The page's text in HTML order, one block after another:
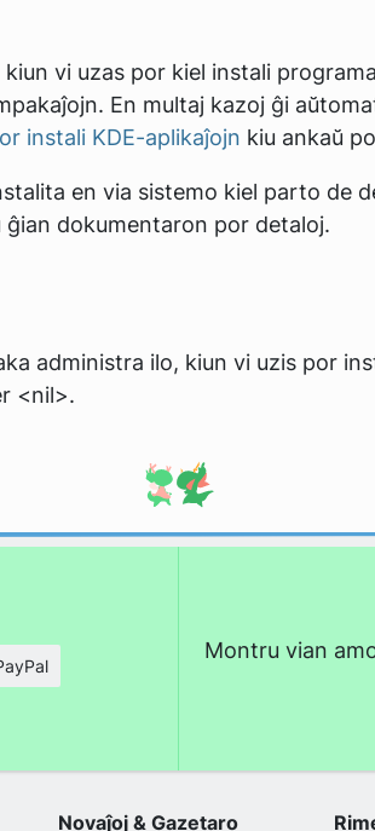
vi uzas por kiel instali
En multaj kazoj ĝi
instali KDE-aplikaĵojn kiu ankaŭ
en via sistemo kiel parto de
dokumentaron por detaloj.
administra ilo, kiun vi uzis por
<nil>.
Montru vian
Novaĵoj & Gazetaro